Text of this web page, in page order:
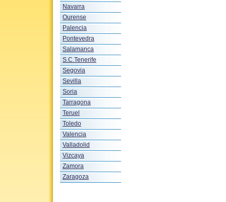
Navarra
Ourense
Palencia
Pontevedra
Salamanca
S.C.Tenerife
Segovia
Sevilla
Soria
Tarragona
Teruel
Toledo
Valencia
Valladolid
Vizcaya
Zamora
Zaragoza